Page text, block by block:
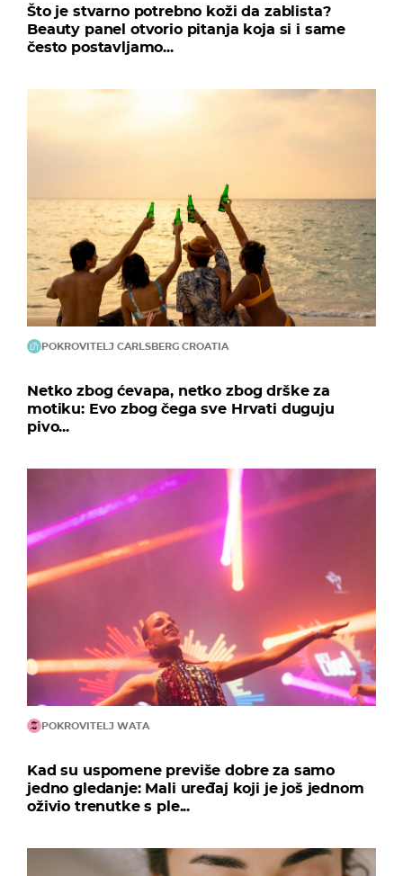
Što je stvarno potrebno koži da zablista?
Beauty panel otvorio pitanja koja si i same
često postavljamo...
POKROVITELJ CARLSBERG CROATIA
Netko zbog ćevapa, netko zbog drške za
motiku: Evo zbog čega sve Hrvati duguju
pivo...
POKROVITELJ WATA
Kad su uspomene previše dobre za samo
jedno gledanje: Mali uređaj koji je još jednom
oživio trenutke s ple...